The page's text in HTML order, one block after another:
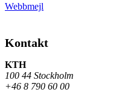
Webbmejl
Kontakt
KTH
100 44 Stockholm
+46 8 790 60 00